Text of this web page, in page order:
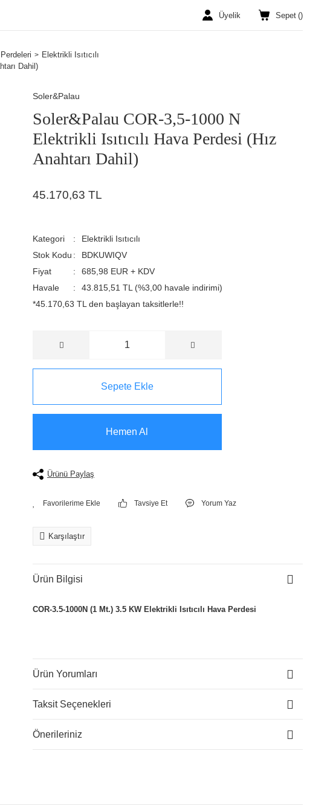
Üyelik Sepet ()
Elektrikli Isıtıcılı
Dahil)
Soler&Palau
Soler&Palau COR-3,5-1000 N
Elektrikli Isıtıcılı Hava Perdesi (Hız
Anahtarı Dahil)
45.170,63 TL
Kategori
Elektrikli Isıtıcılı
Stok Kodu
BDKUWIQV
Fiyat
685,98 EUR + KDV
Havale
43.815,51 TL (%3,00 havale indirimi)
*45.170,63 TL den başlayan taksitlerle!!
Sepete Ekle
Hemen Al
Ürünü Paylaş
Tavsiye Et Yorum Yaz
Karşılaştır
Ürün Bilgisi
COR-3.5-1000N (1 Mt.) 3.5 KW Elektrikli Isıtıcılı Hava Perdesi
Ürün Yorumları
Taksit Seçenekleri
Önerileriniz